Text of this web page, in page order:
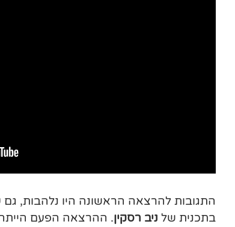
התגובות להרצאה הראשונה היו נלהבות,
בתכנית של ניב רסקין. ההרצאה הפעם